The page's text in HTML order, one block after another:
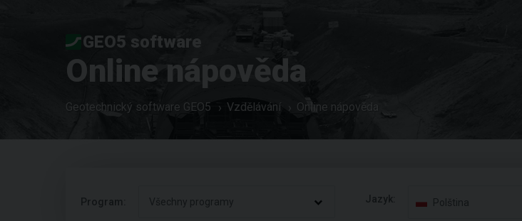
GEO5 software
Online nápověda
Geotechnický software GEO5 Vzdělávání Online nápověda
Program: Všechny programy Jazyk: Polština